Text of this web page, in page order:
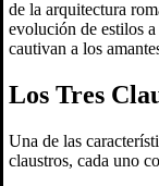
de la arquitectura
evolución de estilos
cautivan a los
Los Tres
Una de las
claustros, cada uno